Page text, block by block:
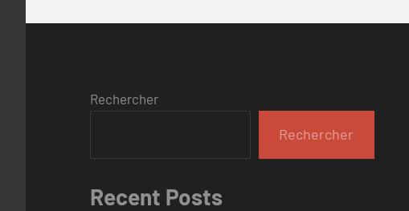
Rechercher
Rechercher
Recent Posts